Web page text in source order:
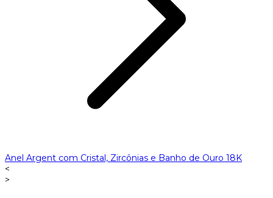
Anel Argent com Cristal, Zircônias e Banho de Ouro 18K
<
>